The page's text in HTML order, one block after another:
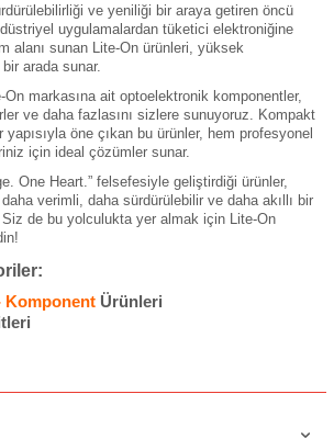
ve yeniliği bir araya getiren öncü
uygulamalardan tüketici elektroniğine
alanı sunan Lite-On ürünleri, yüksek
arada sunar.
markasına ait optoelektronik komponentler,
ve daha fazlasını sizlere sunuyoruz. Kompakt
yapısıyla öne çıkan bu ürünler, hem profesyonel
için ideal çözümler sunar.
One Heart.” felsefesiyle geliştirdiği ürünler,
verimli, daha sürdürülebilir ve daha akıllı bir
de bu yolculukta yer almak için Lite-On
Komponent Ürünleri